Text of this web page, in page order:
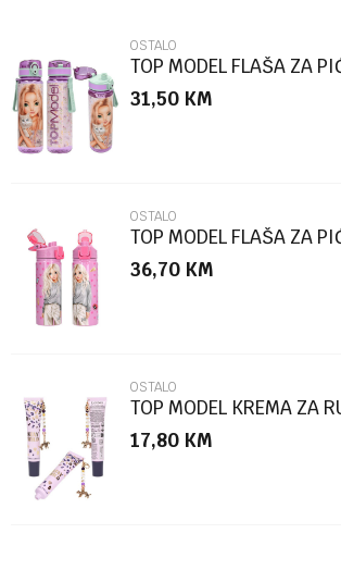
Poruka
POŠALJI
OSTALO
TOP MODEL FLAŠA ZA
KITTY
31,50 KM
OSTALO
TOP MODEL FLAŠA ZA
NEHRĐAJUĆEG ČELIKA
36,70 KM
OSTALO
TOP MODEL KREMA ZA
17,80 KM